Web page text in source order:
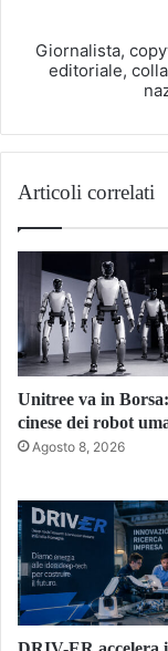
Giornalista,
editoriale,
Articoli correlati
Unitree va in
cinese dei robot
Agosto 8, 2026